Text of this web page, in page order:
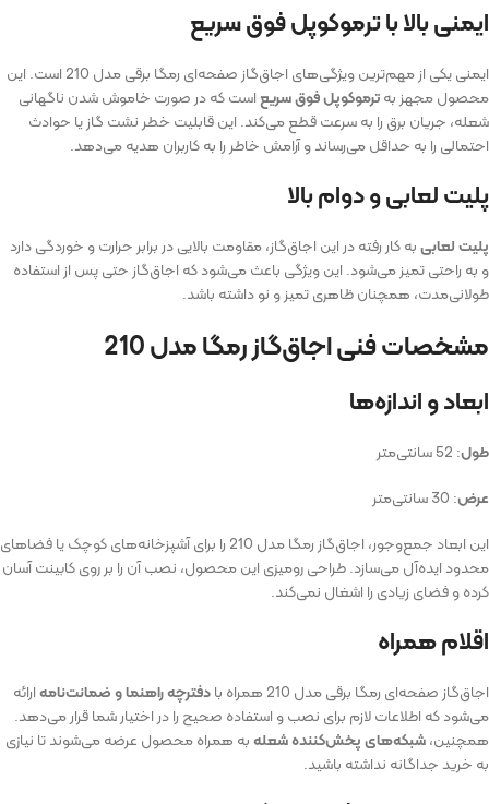
ایمنی بالا با ترموکوپل فوق سریع
ایمنی یکی از مهم‌ترین ویژگی‌های اجاق‌گاز صفحه‌ای رمگا برقی مدل 210 است. این
محصول مجهز بهترموکوپل فوق سریعاست که در صورت خاموش شدن ناگهانی
شعله، جریان برق را به سرعت قطع می‌کند. این قابلیت خطر نشت گاز یا حوادث
احتمالی را به حداقل می‌رساند و آرامش خاطر را به کاربران هدیه می‌دهد.
پلیت لعابی و دوام بالا
پلیت لعابیبه کار رفته در این اجاق‌گاز، مقاومت بالایی در برابر حرارت و خوردگی دارد
و به راحتی تمیز می‌شود. این ویژگی باعث می‌شود که اجاق‌گاز حتی پس از استفاده
طولانی‌مدت، همچنان ظاهری تمیز و نو داشته باشد.
مشخصات فنی اجاق‌گاز رمگا مدل 210
ابعاد و اندازه‌ها
طول: 52 سانتی‌متر
عرض: 30 سانتی‌متر
این ابعاد جمع‌وجور، اجاق‌گاز رمگا مدل 210 را برای آشپزخانه‌های کوچک یا فضاهای
محدود ایده‌آل می‌سازد. طراحی رومیزی این محصول، نصب آن را بر روی کابینت آسان
کرده و فضای زیادی را اشغال نمی‌کند.
اقلام همراه
اجاق‌گاز صفحه‌ای رمگا برقی مدل 210 همراه با دفترچه راهنما و ضمانت‌نامهارائه
می‌شود که اطلاعات لازم برای نصب و استفاده صحیح را در اختیار شما قرار می‌دهد.
همچنین،شبکه‌های پخش‌کننده شعلهبه همراه محصول عرضه می‌شوند تا نیازی
به خرید جداگانه نداشته باشید.